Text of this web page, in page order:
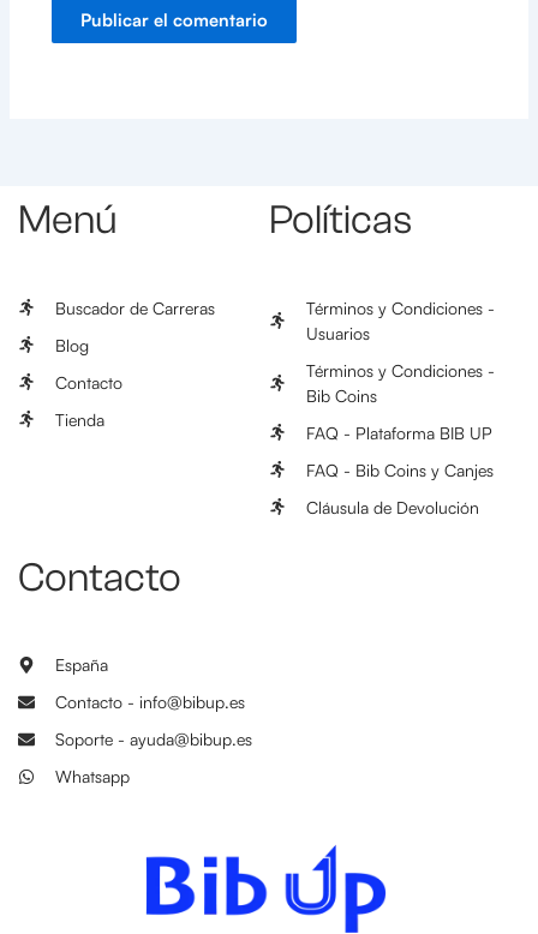
Menú
Buscador de Carreras
Blog
Contacto
Tienda
Políticas
Términos y Condiciones -
Usuarios
Términos y Condiciones -
Bib Coins
FAQ - Plataforma BIB UP
FAQ - Bib Coins y Canjes
Cláusula de Devolución
Contacto
España
Contacto - info@bibup.es
Soporte - ayuda@bibup.es
Whatsapp